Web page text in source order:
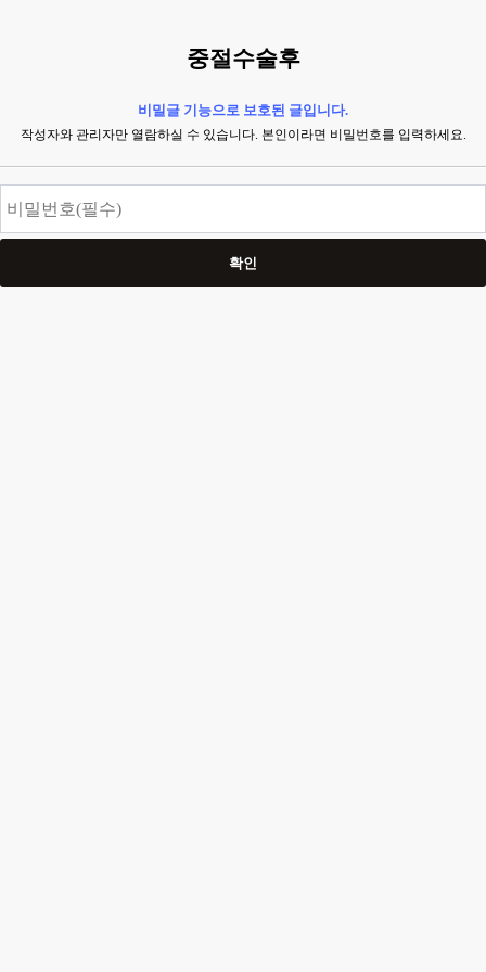
중절수술후
비밀글 기능으로 보호된 글입니다.
작성자와 관리자만 열람하실 수 있습니다. 본인이라면 비밀번호를 입력하세요.